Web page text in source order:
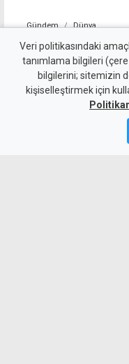
Gündem Dünya
ABD, İran'a
Veri politikasındaki
tanımlama bilgileri
bilgilerini; sitemizin
kişiselleştirmek için